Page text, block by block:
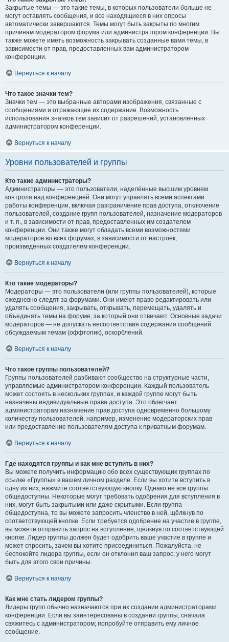
Закрытые темы — это такие темы, в которых пользователи больше не
могут оставлять сообщения, и все находящиеся в них опросы
автоматически завершаются. Темы могут быть закрыты по многим
причинам модератором форума или администратором конференции. Вы
также можете иметь возможность закрывать созданные вами темы, в
зависимости от прав, предоставленных вам администратором
конференции.
Вернуться к началу
Что такое значки тем?
Значки тем — это выбранные авторами изображения, связанные с
сообщениями и отражающие их содержание. Возможность
использования значков тем зависит от разрешений, установленных
администратором конференции.
Вернуться к началу
Уровни пользователей и группы
Кто такие администраторы?
Администраторы — это пользователи, наделённые высшим уровнем
контроля над конференцией. Они могут управлять всеми аспектами
работы конференции, включая разграничение прав доступа, отключение
пользователей, создание групп пользователей, назначение модераторов
и т. п., в зависимости от прав, предоставленных им создателем
конференции. Они также могут обладать всеми возможностями
модераторов во всех форумах, в зависимости от настроек,
произведённых создателем конференции.
Вернуться к началу
Кто такие модераторы?
Модераторы — это пользователи (или группы пользователей), которые
ежедневно следят за форумами. Они имеют право редактировать или
удалять сообщения, закрывать, открывать, перемещать, удалять и
объединять темы на форуме, за который они отвечают. Основные задачи
модераторов — не допускать несоответствия содержания сообщений
обсуждаемым темам (оффтопик), оскорблений.
Вернуться к началу
Что такое группы пользователей?
Группы пользователей разбивают сообщество на структурные части,
управляемые администратором конференции. Каждый пользователь
может состоять в нескольких группах, и каждой группе могут быть
назначены индивидуальные права доступа. Это облегчает
администраторам назначение прав доступа одновременно большому
количеству пользователей, например, изменение модераторских прав
или предоставление пользователям доступа к приватным форумам.
Вернуться к началу
Где находятся группы и как мне вступить в них?
Вы можете получить информацию обо всех существующих группах по
ссылке «Группы» в вашем личном разделе. Если вы хотите вступить в
одну из них, нажмите соответствующую кнопку. Однако не все группы
общедоступны. Некоторые могут требовать одобрения для вступления в
них, могут быть закрытыми или даже скрытыми. Если группа
общедоступна, то вы можете запросить членство в ней, щёлкнув по
соответствующей кнопке. Если требуется одобрение на участие в группе,
вы можете отправить запрос на вступление, щёлкнув по соответствующей
кнопке. Лидер группы должен будет одобрить ваше участие в группе и
может спросить, зачем вы хотите присоединиться. Пожалуйста, не
беспокойте лидера группы, если он отклонил ваш запрос; у него могут
быть для этого свои причины.
Вернуться к началу
Как мне стать лидером группы?
Лидеры групп обычно назначаются при их создании администраторами
конференции. Если вы заинтересованы в создании группы, сначала
свяжитесь с администратором; попробуйте отправить ему личное
сообщение.